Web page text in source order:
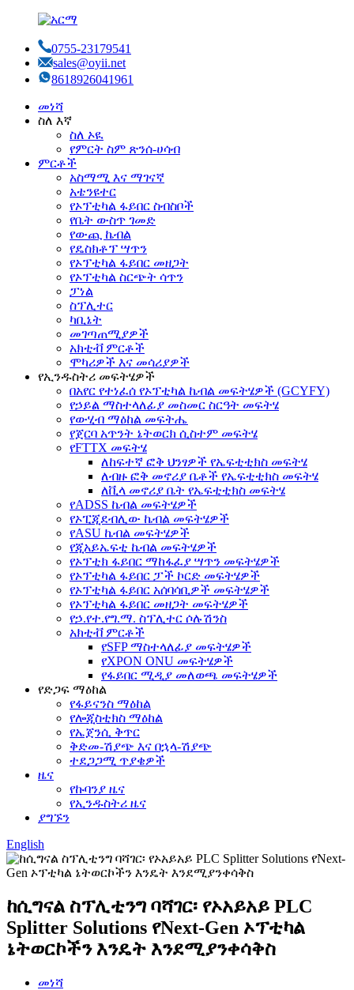
0755-23179541
sales@oyii.net
8618926041961
መነሻ
ስለ እኛ
ስለ ኦዪ
የምርት ስም ጽንሰ-ሀሳብ
ምርቶች
አስማሚ እና ማገናኛ
አቴንዩተር
የኦፕቲካል ፋይበር ስብስቦች
የቤት ውስጥ ገመድ
የውጪ ኬብል
የዴስክቶፕ ሣጥን
የኦፕቲካል ፋይበር መዘጋት
የኦፕቲካል ስርጭት ሳጥን
ፓነል
ስፕሊተር
ካቢኔት
መገጣጠሚያዎች
አክቲቭ ምርቶች
ሞካሪዎች እና መሳሪያዎች
የኢንዱስትሪ መፍትሄዎች
በአየር የተነፈሰ የኦፕቲካል ኬብል መፍትሄዎች (GCYFY)
የኃይል ማስተላለፊያ መስመር ስርዓት መፍትሄ
የውሂብ ማዕከል መፍትሔ
የጀርባ አጥንት ኔትወርክ ሲስተም መፍትሄ
የFTTX መፍትሄ
ለከፍተኛ ፎቅ ህንፃዎች የኤፍቲቲክስ መፍትሄ
ለብዙ ፎቅ መኖሪያ ቤቶች የኤፍቲቲክስ መፍትሄ
ለቪላ መኖሪያ ቤት የኤፍቲቲክስ መፍትሄ
የADSS ኬብል መፍትሄዎች
የኦፒጂደብሊው ኬብል መፍትሄዎች
የASU ኬብል መፍትሄዎች
የጂአይኤፍቲ ኬብል መፍትሄዎች
የኦፕቲክ ፋይበር ማከፋፈያ ሣጥን መፍትሄዎች
የኦፕቲካል ፋይበር ፓች ኮርድ መፍትሄዎች
የኦፕቲካል ፋይበር አሰባሳቢዎች መፍትሄዎች
የኦፕቲካል ፋይበር መዘጋት መፍትሄዎች
የኃ.የተ.የግ.ማ. ስፕሊተር ሶሉሽንስ
አክቲቭ ምርቶች
የSFP ማስተላለፊያ መፍትሄዎች
የXPON ONU መፍትሄዎች
የፋይበር ሚዲያ መለወጫ መፍትሄዎች
የድጋፍ ማዕከል
የፋይናንስ ማዕከል
የሎጂስቲክስ ማዕከል
የኤጀንሲ ቅጥር
ቅድመ-ሽያጭ እና በኋላ-ሽያጭ
ተደጋጋሚ ጥያቄዎች
ዜና
የኩባንያ ዜና
የኢንዱስትሪ ዜና
ያግኙን
English
ከሲግናል ስፕሊቲንግ ባሻገር፡ የኦአይአይ PLC
Splitter Solutions የNext-Gen ኦፕቲካል
ኔትወርኮችን እንዴት እንደሚያንቀሳቅስ
መነሻ